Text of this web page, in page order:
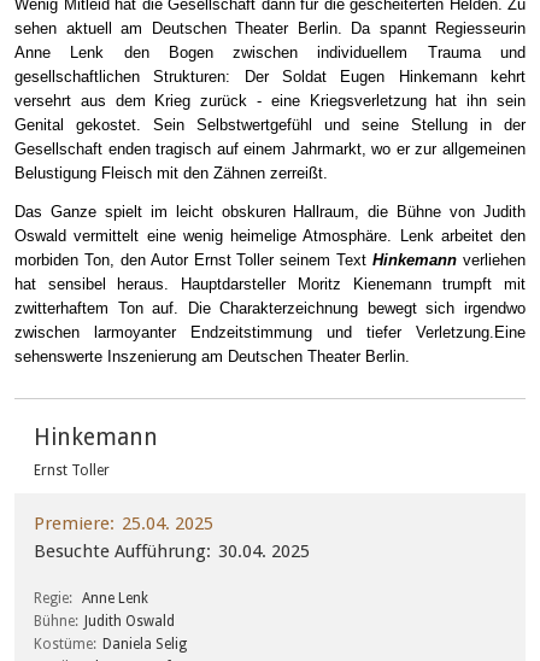
Wenig Mitleid hat die Gesellschaft dann für die gescheiterten Helden. Zu
sehen aktuell am Deutschen Theater Berlin. Da spannt Regiesseurin
Anne Lenk den Bogen zwischen individuellem Trauma und
gesellschaftlichen Strukturen: Der Soldat Eugen Hinkemann kehrt
versehrt aus dem Krieg zurück - eine Kriegsverletzung hat ihn sein
Genital gekostet. Sein Selbstwertgefühl und seine Stellung in der
Gesellschaft enden tragisch auf einem Jahrmarkt, wo er zur allgemeinen
Belustigung Fleisch mit den Zähnen zerreißt.
Das Ganze spielt im leicht obskuren Hallraum, die Bühnevon Judith
Oswald vermittelt eine wenig heimelige Atmosphäre. Lenk arbeitet den
morbiden Ton, den Autor Ernst Toller seinem TextHinkemann verliehen
hat sensibel heraus. Hauptdarsteller Moritz Kienemann trumpft mit
zwitterhaftem Ton auf. Die Charakterzeichnung bewegt sich irgendwo
zwischen larmoyanter Endzeitstimmung und tiefer Verletzung. Eine
sehenswerte Inszenierung am Deutschen Theater Berlin.
Hinkemann
Ernst Toller
Premiere
25.04. 2025
Besuchte Aufführung 30.04. 2025
Regie
Anne Lenk
Bühne Judith Oswald
Kostüme Daniela Selig